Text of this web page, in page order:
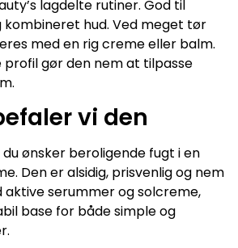
lagdelte rutiner. God til
kombineret hud. Ved meget tør
med en rig creme eller balm.
profil gør den nem at tilpasse
vi den
ønsker beroligende fugt i en
Den er alsidig, prisvenlig og nem
serummer og solcreme,
base for både simple og